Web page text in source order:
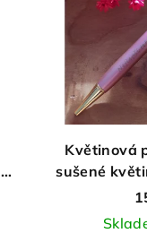
Květinová
sušené
„Nejlepší